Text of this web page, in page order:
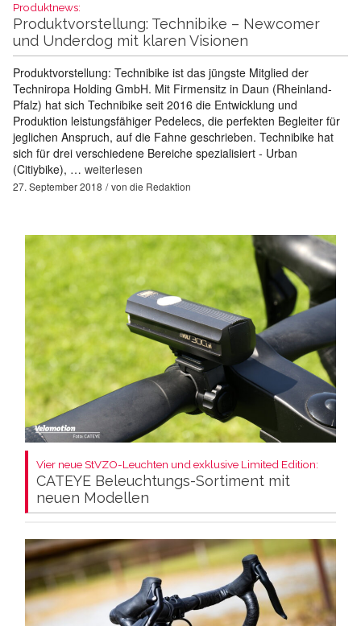
Produktnews:
Produktvorstellung: Technibike – Newcomer
und Underdog mit klaren Visionen
Produktvorstellung: Technibike ist das jüngste Mitglied der
Techniropa Holding GmbH. Mit Firmensitz in Daun (Rheinland-
Pfalz) hat sich Technibike seit 2016 die Entwicklung und
Produktion leistungsfähiger Pedelecs, die perfekten Begleiter für
jeglichen Anspruch, auf die Fahne geschrieben. Technibike hat
sich für drei verschiedene Bereiche spezialisiert - Urban
(Citiybike), … weiterlesen
27. September 2018 von die Redaktion
Vier neue StVZO-Leuchten und exklusive Limited Edition:
CATEYE Beleuchtungs-Sortiment mit
neuen Modellen